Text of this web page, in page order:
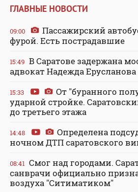
ГЛАВНЫЕ НОВОСТИ
09:00
Пассажирский
фурой. Есть пострадавшие
15:49 В Саратове задержана
адвокат Надежда Ерусланова
15:33
От "буранного
ударной стройке.
до третьего этажа
14:48
Определена
ночном ДТП саратовского
08:41 Смог над городами.
санврачи официально
воздуха "Ситиматиком"